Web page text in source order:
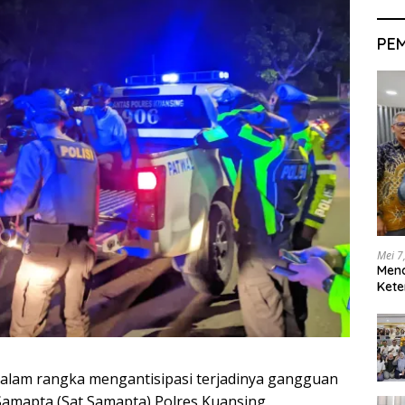
rangka mengantisipasi terjadinya gangguan
Mei